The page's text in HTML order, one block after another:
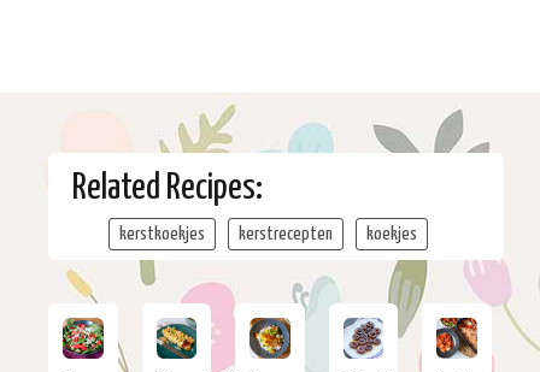
Related Recipes:
kerstkoekjes kerstrecepten koekjes